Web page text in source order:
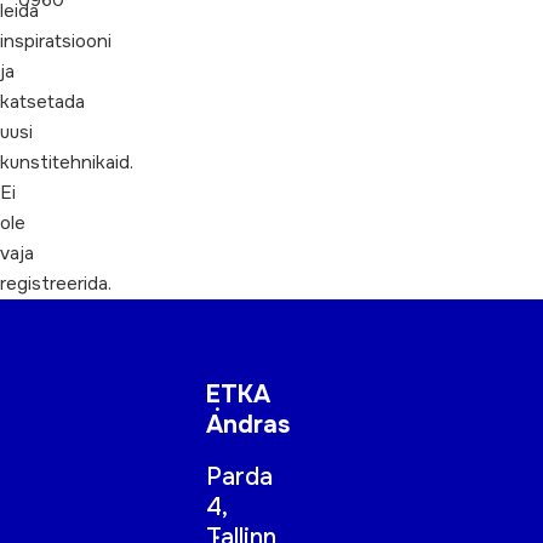
leida
inspiratsiooni
ja
katsetada
uusi
kunstitehnikaid.
Ei
ole
vaja
registreerida.
ETKA
Andras
Parda
4,